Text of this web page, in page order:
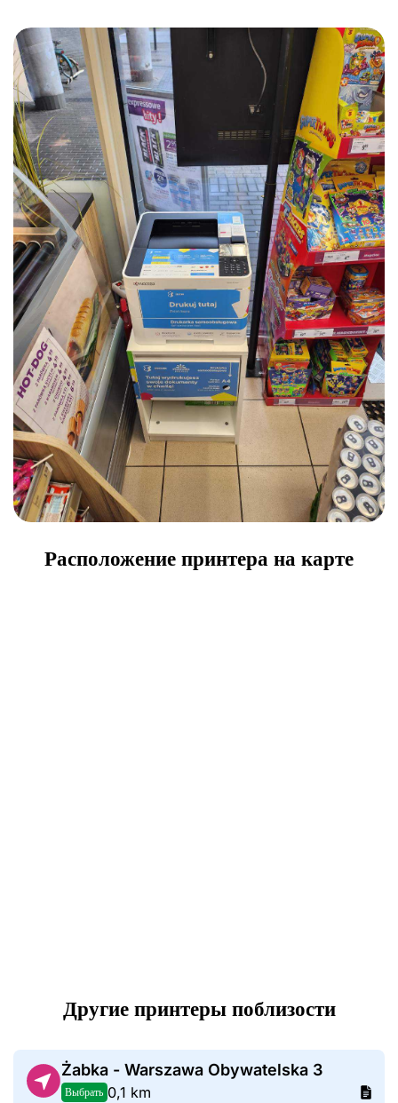
Расположение принтера на карте
Другие принтеры поблизости
Żabka - Warszawa Obywatelska 3
Выбрать 0,1 km